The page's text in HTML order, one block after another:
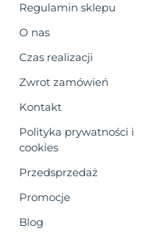
Regulamin sklepu
O nas
Czas realizacji
Zwrot zamówień
Kontakt
Polityka prywatności i
cookies
Przedsprzedaż
Promocje
Blog